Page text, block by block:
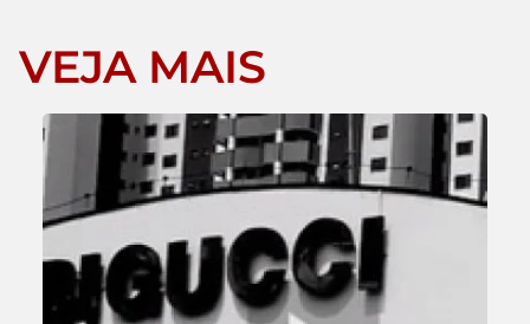
VEJA MAIS